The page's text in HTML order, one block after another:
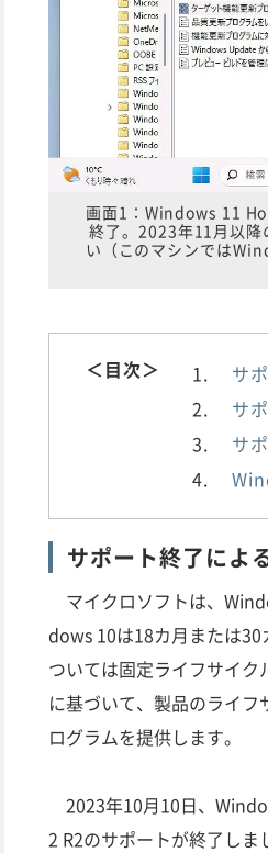
画面1：Windows 11
終了。2023年11月以
い（このマシンでは
＜目次＞
サ
サ
サ
サポート終了によ
マイクロソフトは、
dows 10は18カ月または
ついては固定ライフサイク
に基づいて、製品のライ
ログラムを提供します。
2023年10月10日、
2 R2のサポートが終了し